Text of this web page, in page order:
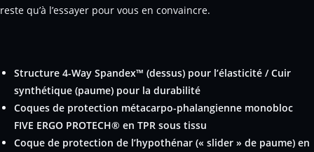
reste qu’à l’essayer pour vous en convaincre.
Structure 4-Way Spandex™ (dessus) pour l’élasticité / Cuir
synthétique (paume) pour la durabilité
Coques de protection métacarpo-phalangienne monobloc
FIVE ERGO PROTECH® en TPR sous tissu
Coque de protection de l’hypothénar (« slider » de paume) en